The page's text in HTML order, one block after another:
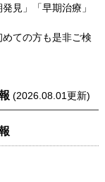
見」「早期治療」
ての方も是非ご検
(2026.08.01更新)